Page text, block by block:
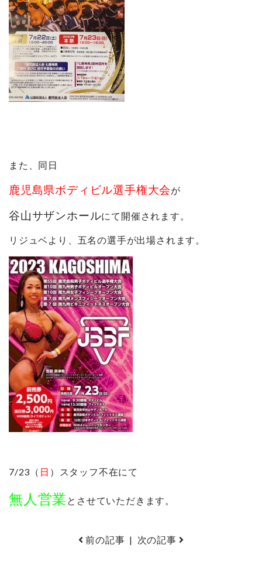
また、同日
鹿児島県ボディビル選手権大会が
谷山サザンホールにて開催されます。
リジュベより、五名の選手が出場されます。
7/23（ 日 ）スタッフ不在にて
無人営業 とさせていただきます。
前の記事 | 次の記事